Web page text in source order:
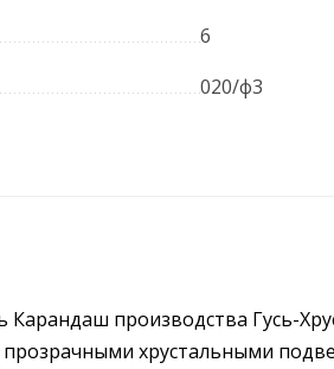
6
020/ф3
производства Гусь-
хрустальными